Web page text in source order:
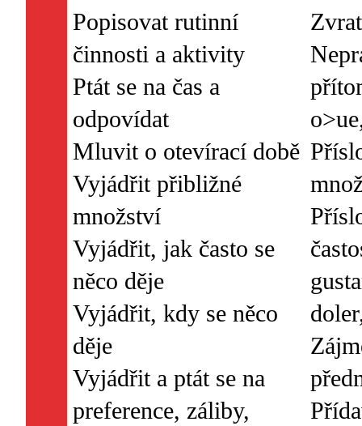
Popisovat rutinní
činnosti a aktivity
Ptát se na čas a
odpovídat
Mluvit o otevírací době
Vyjádřit přibližné
množství
Vyjádřit, jak často se
něco děje
Vyjádřit, kdy se něco
děje
Vyjádřit a ptát se na
preference, záliby,